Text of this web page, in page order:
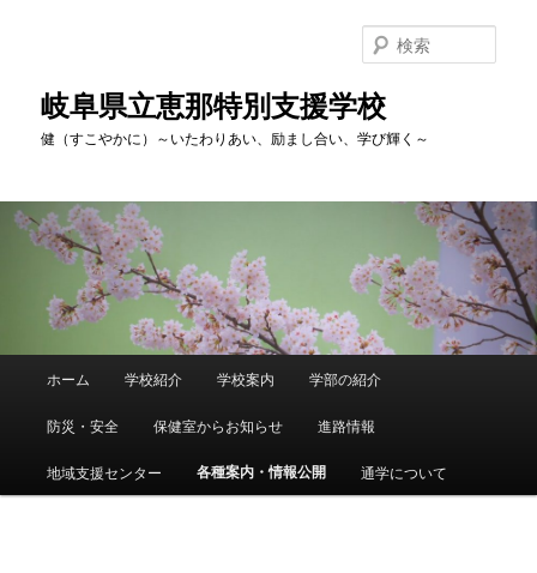
岐阜県立恵那特別支援学校
健（すこやかに）～いたわりあい、励まし合い、学び輝く～
索
ュ
メ
イ
ン
ホーム 学校紹介 学校案内 学部の紹介
防災・安全 保健室からお知らせ 進路情報
地域支援センター 各種案内・情報公開 通学について